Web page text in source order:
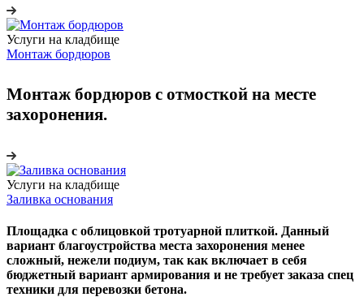
Услуги на кладбище
Монтаж бордюров
Монтаж бордюров с отмосткой на месте
захоронения.
Услуги на кладбище
Заливка основания
Площадка с облицовкой тротуарной плиткой. Данный
вариант благоустройства места захоронения менее
сложный, нежели подиум, так как включает в себя
бюджетный вариант армирования и не требует заказа спец
техники для перевозки бетона.